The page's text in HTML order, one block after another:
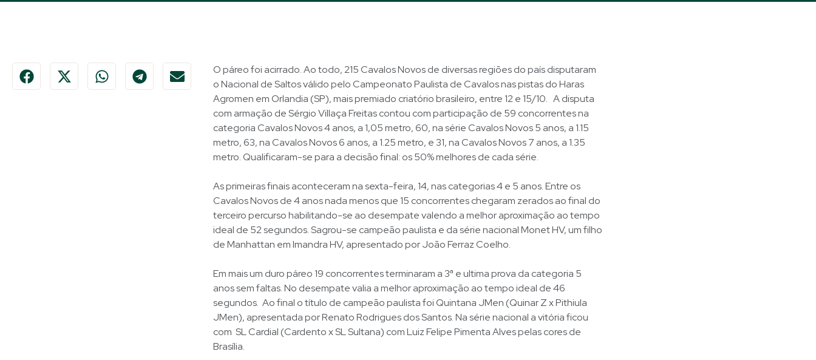
O páreo foi acirrado. Ao todo, 215 Cavalos Novos de diversas regiões do país disputaram
o Nacional de Saltos válido pelo Campeonato Paulista de Cavalos nas pistas do Haras
Agromen em Orlandia (SP), mais premiado criatório brasileiro, entre 12 e 15/10. A disputa
com armação de Sérgio Villaça Freitas contou com participação de 59 concorrentes na
categoria Cavalos Novos 4 anos, a 1,05 metro, 60, na série Cavalos Novos 5 anos, a 1.15
metro, 63, na Cavalos Novos 6 anos, a 1.25 metro, e 31, na Cavalos Novos 7 anos, a 1.35
metro. Qualificaram-se para a decisão final: os 50% melhores de cada série.
As primeiras finais aconteceram na sexta-feira, 14, nas categorias 4 e 5 anos. Entre os
Cavalos Novos de 4 anos nada menos que 15 concorrentes chegaram zerados ao final do
terceiro percurso habilitando-se ao desempate valendo a melhor aproximação ao tempo
ideal de 52 segundos. Sagrou-se campeão paulista e da série nacional Monet HV, um filho
de Manhattan em Imandra HV, apresentado por João Ferraz Coelho.
Em mais um duro páreo 19 concorrentes terminaram a 3ª e ultima prova da categoria 5
anos sem faltas. No desempate valia a melhor aproximação ao tempo ideal de 46
segundos. Ao final o título de campeão paulista foi Quintana JMen (Quinar Z x Pithiula
JMen), apresentada por Renato Rodrigues dos Santos. Na série nacional a vitória ficou
com SL Cardial (Cardento x SL Sultana) com Luiz Felipe Pimenta Alves pelas cores de
Brasília.